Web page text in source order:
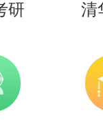
上凯（
研 清